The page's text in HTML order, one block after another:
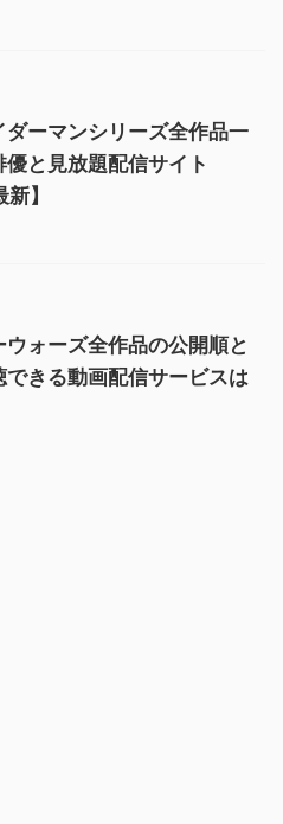
ダーマンシリーズ全作品一
優と見放題配信サイト
新】
ウォーズ全作品の公開順と
できる動画配信サービスは